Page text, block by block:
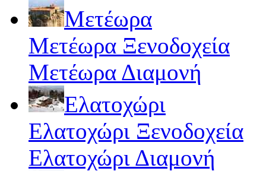
Μετέωρα
Μετέωρα Ξενοδοχεία
Μετέωρα Διαμονή
Ελατοχώρι
Ελατοχώρι Ξενοδοχεία
Ελατοχώρι Διαμονή